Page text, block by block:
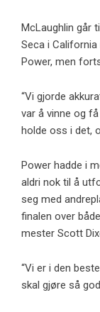
McLaughlin går
Seca i
Power, men
“Vi gjorde
var å vinne og
holde oss i det,
Power hadde i
aldri nok til å
seg med
finalen over
mester Scott
“Vi er i den
skal gjøre så